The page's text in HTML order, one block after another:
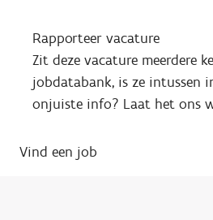
Rapporteer vacature
Zit deze vacature meerdere
jobdatabank, is ze intussen
onjuiste info? Laat het ons
Vind een job